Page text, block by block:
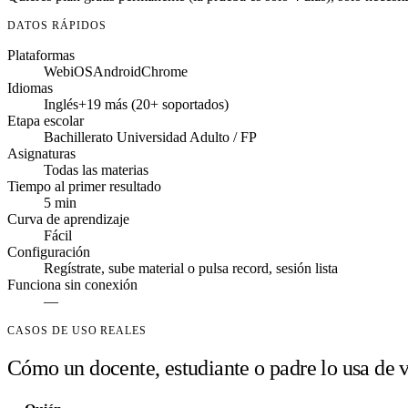
DATOS RÁPIDOS
Plataformas
WebiOSAndroidChrome
Idiomas
Inglés+19 más (20+ soportados)
Etapa escolar
Bachillerato Universidad Adulto / FP
Asignaturas
Todas las materias
Tiempo al primer resultado
5 min
Curva de aprendizaje
Fácil
Configuración
Regístrate, sube material o pulsa record, sesión lista
Funciona sin conexión
—
CASOS DE USO REALES
Cómo un docente, estudiante o padre lo usa de